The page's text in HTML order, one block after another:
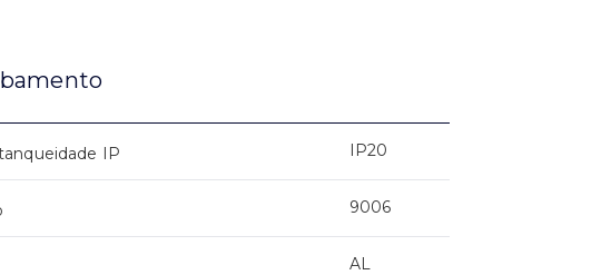
IP IP20
9006
AL